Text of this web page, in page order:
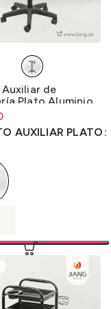
de
Plato Aluminio
precios: desde
hastaS/165.00
AUXILIAR PLATO